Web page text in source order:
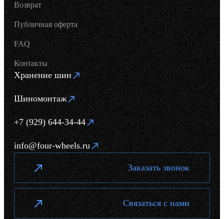
Возврат
Публичная оферта
FAQ
Контакты
Хранение шин
Шиномонтаж
+7 (929) 644-34-44
info@four-wheels.ru
Заказать звонок
Связаться с нами